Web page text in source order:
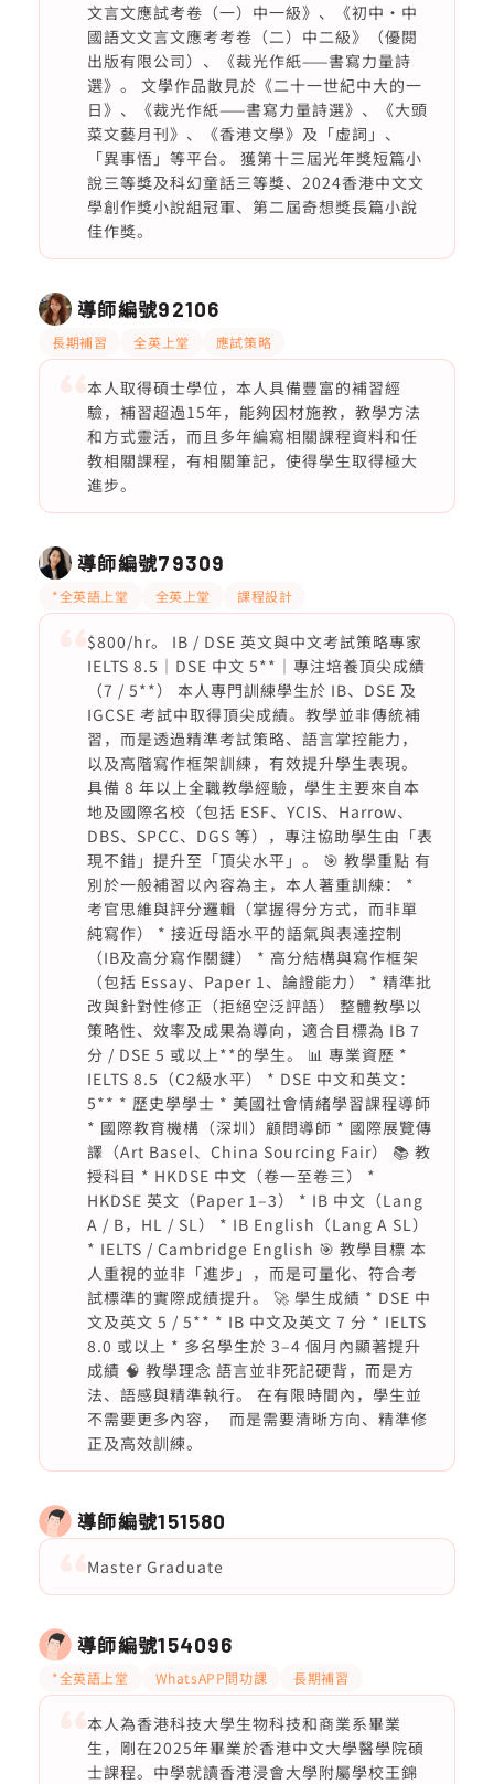
文言文應試考卷（一）中一級》、《初中·中
國語文文言文應考考卷（二）中二級》（優閱
出版有限公司）、《裁光作紙——書寫力量詩
選》。 文學作品散見於《二十一世紀中大的一
日》、《裁光作紙——書寫力量詩選》、《大頭
菜文藝月刊》、《香港文學》及「虛詞」、
「異事悟」等平台。 獲第十三屆光年獎短篇小
說三等獎及科幻童話三等獎、2024香港中文文
學創作獎小說組冠軍、第二屆奇想獎長篇小說
佳作獎。
導師編號92106
長期補習 全英上堂 應試策略
本人取得碩士學位，本人具備豐富的補習經
驗，補習超過15年，能夠因材施教，教學方法
和方式靈活，而且多年編寫相關課程資料和任
教相關課程，有相關筆記，使得學生取得極大
進步。
導師編號79309
*全英語上堂 全英上堂 課程設計
$800/hr。 IB / DSE 英文與中文考試策略專家
IELTS 8.5｜DSE 中文 5**｜專注培養頂尖成績
（7 / 5**） 本人專門訓練學生於 IB、DSE 及
IGCSE 考試中取得頂尖成績。教學並非傳統補
習，而是透過精準考試策略、語言掌控能力，
以及高階寫作框架訓練，有效提升學生表現。
具備 8 年以上全職教學經驗，學生主要來自本
地及國際名校（包括 ESF、YCIS、Harrow、
DBS、SPCC、DGS 等），專注協助學生由「表
現不錯」提升至「頂尖水平」。 🎯 教學重點 有
別於一般補習以內容為主，本人著重訓練： *
考官思維與評分邏輯（掌握得分方式，而非單
純寫作） * 接近母語水平的語氣與表達控制
（IB及高分寫作關鍵） * 高分結構與寫作框架
（包括 Essay、Paper 1、論證能力） * 精準批
改與針對性修正（拒絕空泛評語） 整體教學以
策略性、效率及成果為導向，適合目標為 IB 7
分 / DSE 5 或以上**的學生。 📊 專業資歷 *
IELTS 8.5（C2級水平） * DSE 中文和英文：
5** * 歷史學學士 * 美國社會情緒學習課程導師
* 國際教育機構（深圳）顧問導師 * 國際展覽傳
譯（Art Basel、China Sourcing Fair） 📚 教
授科目 * HKDSE 中文（卷一至卷三） *
HKDSE 英文（Paper 1–3） * IB 中文（Lang
A / B，HL / SL） * IB English（Lang A SL）
* IELTS / Cambridge English 🎯 教學目標 本
人重視的並非「進步」，而是可量化、符合考
試標準的實際成績提升。 🚀 學生成績 * DSE 中
文及英文 5 / 5** * IB 中文及英文 7 分 * IELTS
8.0 或以上 * 多名學生於 3–4 個月內顯著提升
成績 🧠 教學理念 語言並非死記硬背，而是方
法、語感與精準執行。 在有限時間內，學生並
不需要更多內容， 而是需要清晰方向、精準修
正及高效訓練。
導師編號151580
Master Graduate
導師編號154096
*全英語上堂 WhatsAPP問功課 長期補習
本人為香港科技大學生物科技和商業系畢業
生，剛在2025年畢業於香港中文大學醫學院碩
士課程。中學就讀香港浸會大學附屬學校王錦